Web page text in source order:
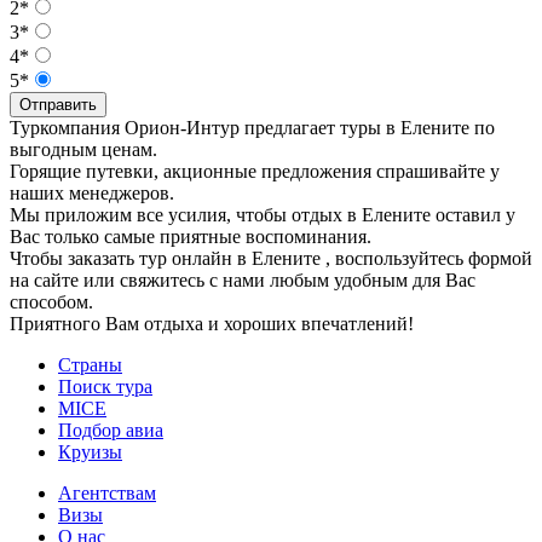
2*
3*
4*
5*
Отправить
Туркомпания Орион-Интур предлагает туры в Елените по
выгодным ценам.
Горящие путевки, акционные предложения спрашивайте у
наших менеджеров.
Мы приложим все усилия, чтобы отдых в Елените оставил у
Вас только самые приятные воспоминания.
Чтобы заказать тур онлайн в Елените , воспользуйтесь формой
на сайте или свяжитесь с нами любым удобным для Вас
способом.
Приятного Вам отдыха и хороших впечатлений!
Страны
Поиск тура
MICE
Подбор авиа
Круизы
Агентствам
Визы
О нас